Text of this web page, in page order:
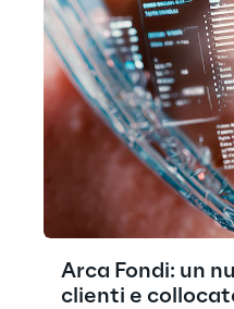
Arca Fondi: un
clienti e